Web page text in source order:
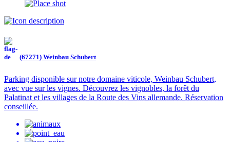
(67271) Weinbau Schubert
Parking disponible sur notre domaine viticole, Weinbau Schubert,
avec vue sur les vignes. Découvrez les vignobles, la forêt du
Palatinat et les villages de la Route des Vins allemande. Réservation
conseillée.